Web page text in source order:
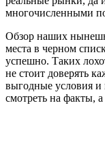
многочисленными
Обзор наших
места в черном
успешно. Таких
не стоит доверять
выгодные условия
смотреть на факты,